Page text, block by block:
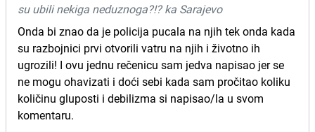
su ubili nekiga neduznoga?!? ka Sarajevo
Onda bi znao da je policija pucala na njih tek onda kada
su razbojnici prvi otvorili vatru na njih i životno ih
ugrozili! I ovu jednu rečenicu sam jedva napisao jer se
ne mogu ohavizati i doći sebi kada sam pročitao koliku
količinu gluposti i debilizma si napisao/la u svom
komentaru.